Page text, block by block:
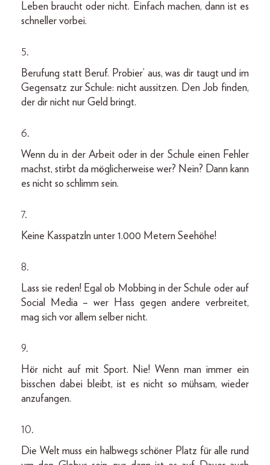
Leben braucht oder nicht. Einfach machen, dann ist es
schneller vorbei.
5.
Berufung statt Beruf. Probier’ aus, was dir taugt und im
Gegensatz zur Schule: nicht aussitzen. Den Job finden,
der dir nicht nur Geld bringt.
6.
Wenn du in der Arbeit oder in der Schule einen Fehler
machst, stirbt da möglicherweise wer? Nein? Dann kann
es nicht so schlimm sein.
7.
Keine Kasspatzln unter 1.000 Metern Seehöhe!
8.
Lass sie reden! Egal ob Mobbing in der Schule oder auf
Social Media – wer Hass gegen andere verbreitet,
mag sich vor allem selber nicht.
9.
Hör nicht auf mit Sport. Nie! Wenn man immer ein
bisschen dabei bleibt, ist es nicht so mühsam, wieder
anzufangen.
10.
Die Welt muss ein halbwegs schöner Platz für alle rund